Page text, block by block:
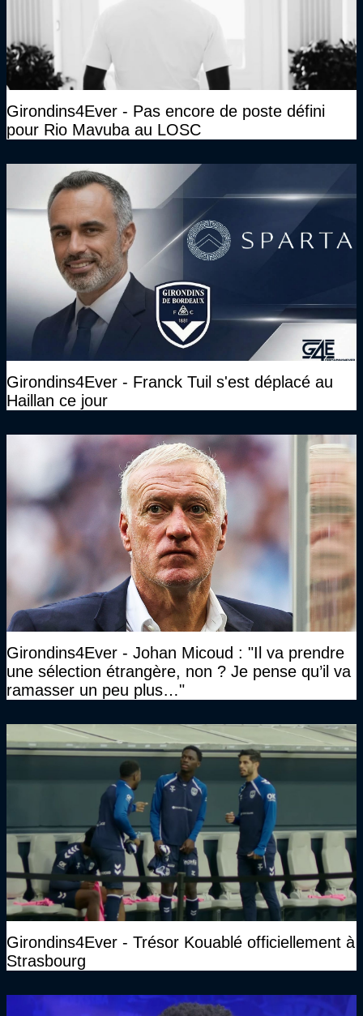
Girondins4Ever - Pas encore de poste défini
pour Rio Mavuba au LOSC
Girondins4Ever - Franck Tuil s'est déplacé au
Haillan ce jour
Girondins4Ever - Johan Micoud : "Il va prendre
une sélection étrangère, non ? Je pense qu’il va
ramasser un peu plus…"
Girondins4Ever - Trésor Kouablé officiellement à
Strasbourg